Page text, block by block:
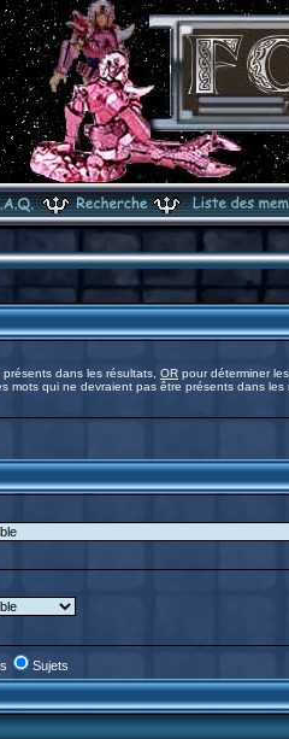
dans les résultats, OR pour déterminer
mots qui ne devraient pas être présents dans les
Sujets